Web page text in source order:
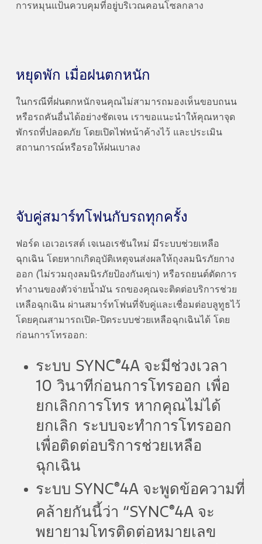
การหมุนแป้นควบคุมที่อยู่บริเวณคอนโซลกลาง
หยุดพัก เมื่อฝนตกหนัก
ในกรณีที่ฝนตกหนักจนคุณไม่สามารถมองเห็นขอบถนน
หรือรถคันอื่นได้อย่างชัดเจน เราขอแนะนำให้คุณหาจุด
พักรถที่ปลอดภัย โดยเปิดไฟหน้าค้างไว้ และประเมิน
สถานการณ์หรือรอให้ฝนเบาลง
จับคู่สมาร์ทโฟนกับรถทุกครั้ง
ฟอร์ด เอเวอเรสต์ เจเนอเรชันใหม่ มีระบบช่วยเหลือ
ฉุกเฉิน โดยหากเกิดอุบัติเหตุจนส่งผลให้ถุงลมนิรภัยกาง
ออก (ไม่รวมถุงลมนิรภัยป้องกันเข่า) หรือรถยนต์ตัดการ
ทำงานของตัวจ่ายน้ำมัน รถของคุณจะติดต่อบริการช่วย
เหลือฉุกเฉิน ผ่านสมาร์ทโฟนที่จับคู่และเชื่อมต่อบลูทูธไว้
โดยคุณสามารถเปิด-ปิดระบบช่วยเหลือฉุกเฉินได้ โดย
ก่อนการโทรออก:
ระบบ SYNC®4A จะมีช่วงเวลา
10 วินาทีก่อนการโทรออก เพื่อ
ยกเลิกการโทร หากคุณไม่ได้
ยกเลิก ระบบจะทำการโทรออก
เพื่อติดต่อบริการช่วยเหลือ
ฉุกเฉิน
ระบบ SYNC®4A จะพูดข้อความที่
คล้ายกันนี้ว่า “SYNC®4A จะ
พยายามโทรติดต่อหมายเลข